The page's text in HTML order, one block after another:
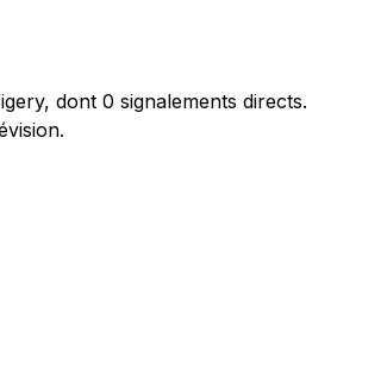
dont 0 signalements directs.